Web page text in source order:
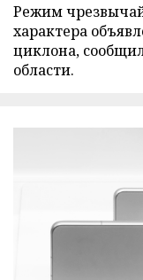
Режим
характера
циклона,
области.